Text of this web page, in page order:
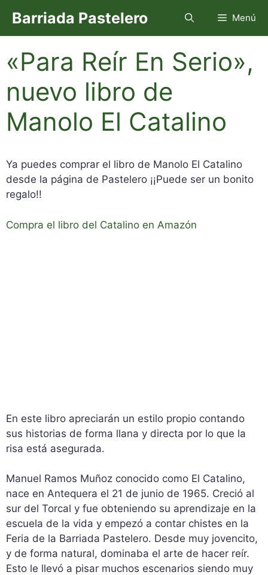
contenido
Barriada Pastelero Menú
«Para Reír En Serio»,
nuevo libro de
Manolo El Catalino
Ya puedes comprar el libro de Manolo El Catalino
desde la página de Pastelero ¡¡Puede ser un bonito
regalo!!
Compra el libro del Catalino en Amazón
En este libro apreciarán un estilo propio contando
sus historias de forma llana y directa por lo que la
risa está asegurada.
Manuel Ramos Muñoz conocido como El Catalino,
nace en Antequera el 21 de junio de 1965. Creció al
sur del Torcal y fue obteniendo su aprendizaje en la
escuela de la vida y empezó a contar chistes en la
Feria de la Barriada Pastelero. Desde muy jovencito,
y de forma natural, dominaba el arte de hacer reír.
Esto le llevó a pisar muchos escenarios siendo muy